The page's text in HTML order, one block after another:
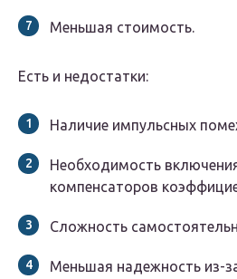
Меньшая стоимость.
Есть и недостатки:
Наличие импульсных
Необходимость
компенсаторов
Сложность
Меньшая надежность из-